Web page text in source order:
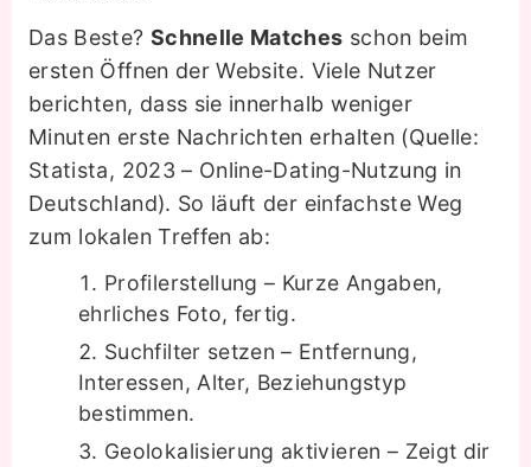
Das Beste? Schnelle Matches schon beim
ersten Öffnen der Website. Viele Nutzer
berichten, dass sie innerhalb weniger
Minuten erste Nachrichten erhalten (Quelle:
Statista, 2023 – Online-Dating-Nutzung in
Deutschland). So läuft der einfachste Weg
zum lokalen Treffen ab:
Profilerstellung – Kurze Angaben,
ehrliches Foto, fertig.
Suchfilter setzen – Entfernung,
Interessen, Alter, Beziehungstyp
bestimmen.
Geolokalisierung aktivieren – Zeigt dir